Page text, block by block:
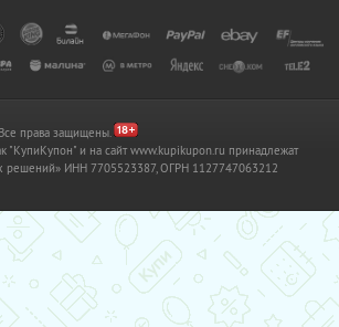
права защищены.
"КупиКупон" и на сайт www.kupikupon.ru принадлежат
решений» ИНН 7705523387, ОГРН 1127747063212